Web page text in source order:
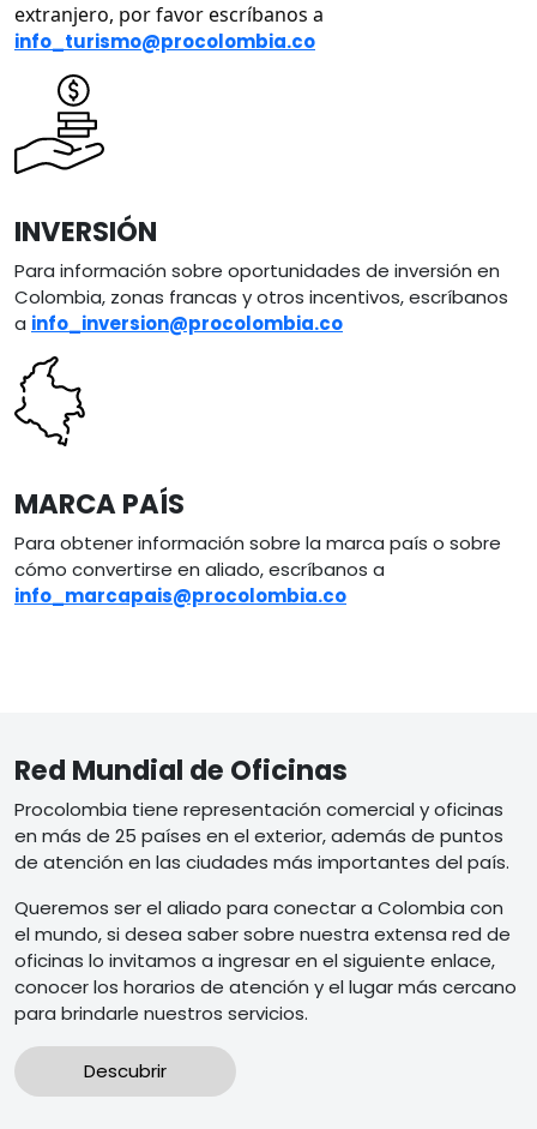
extranjero, por favor escríbanos a
info_turismo@procolombia.co
Image
INVERSIÓN
Para información sobre oportunidades de inversión en
Colombia, zonas francas y otros incentivos, escríbanos
a info_inversion@procolombia.co
Image
MARCA PAÍS
Para obtener información sobre la marca país o sobre
cómo convertirse en aliado, escríbanos a
info_marcapais@procolombia.co
Red Mundial de Oficinas
Procolombia tiene representación comercial y oficinas
en más de 25 países en el exterior, además de puntos
de atención en las ciudades más importantes del país.
Queremos ser el aliado para conectar a Colombia con
el mundo, si desea saber sobre nuestra extensa red de
oficinas lo invitamos a ingresar en el siguiente enlace,
conocer los horarios de atención y el lugar más cercano
para brindarle nuestros servicios.
Descubrir